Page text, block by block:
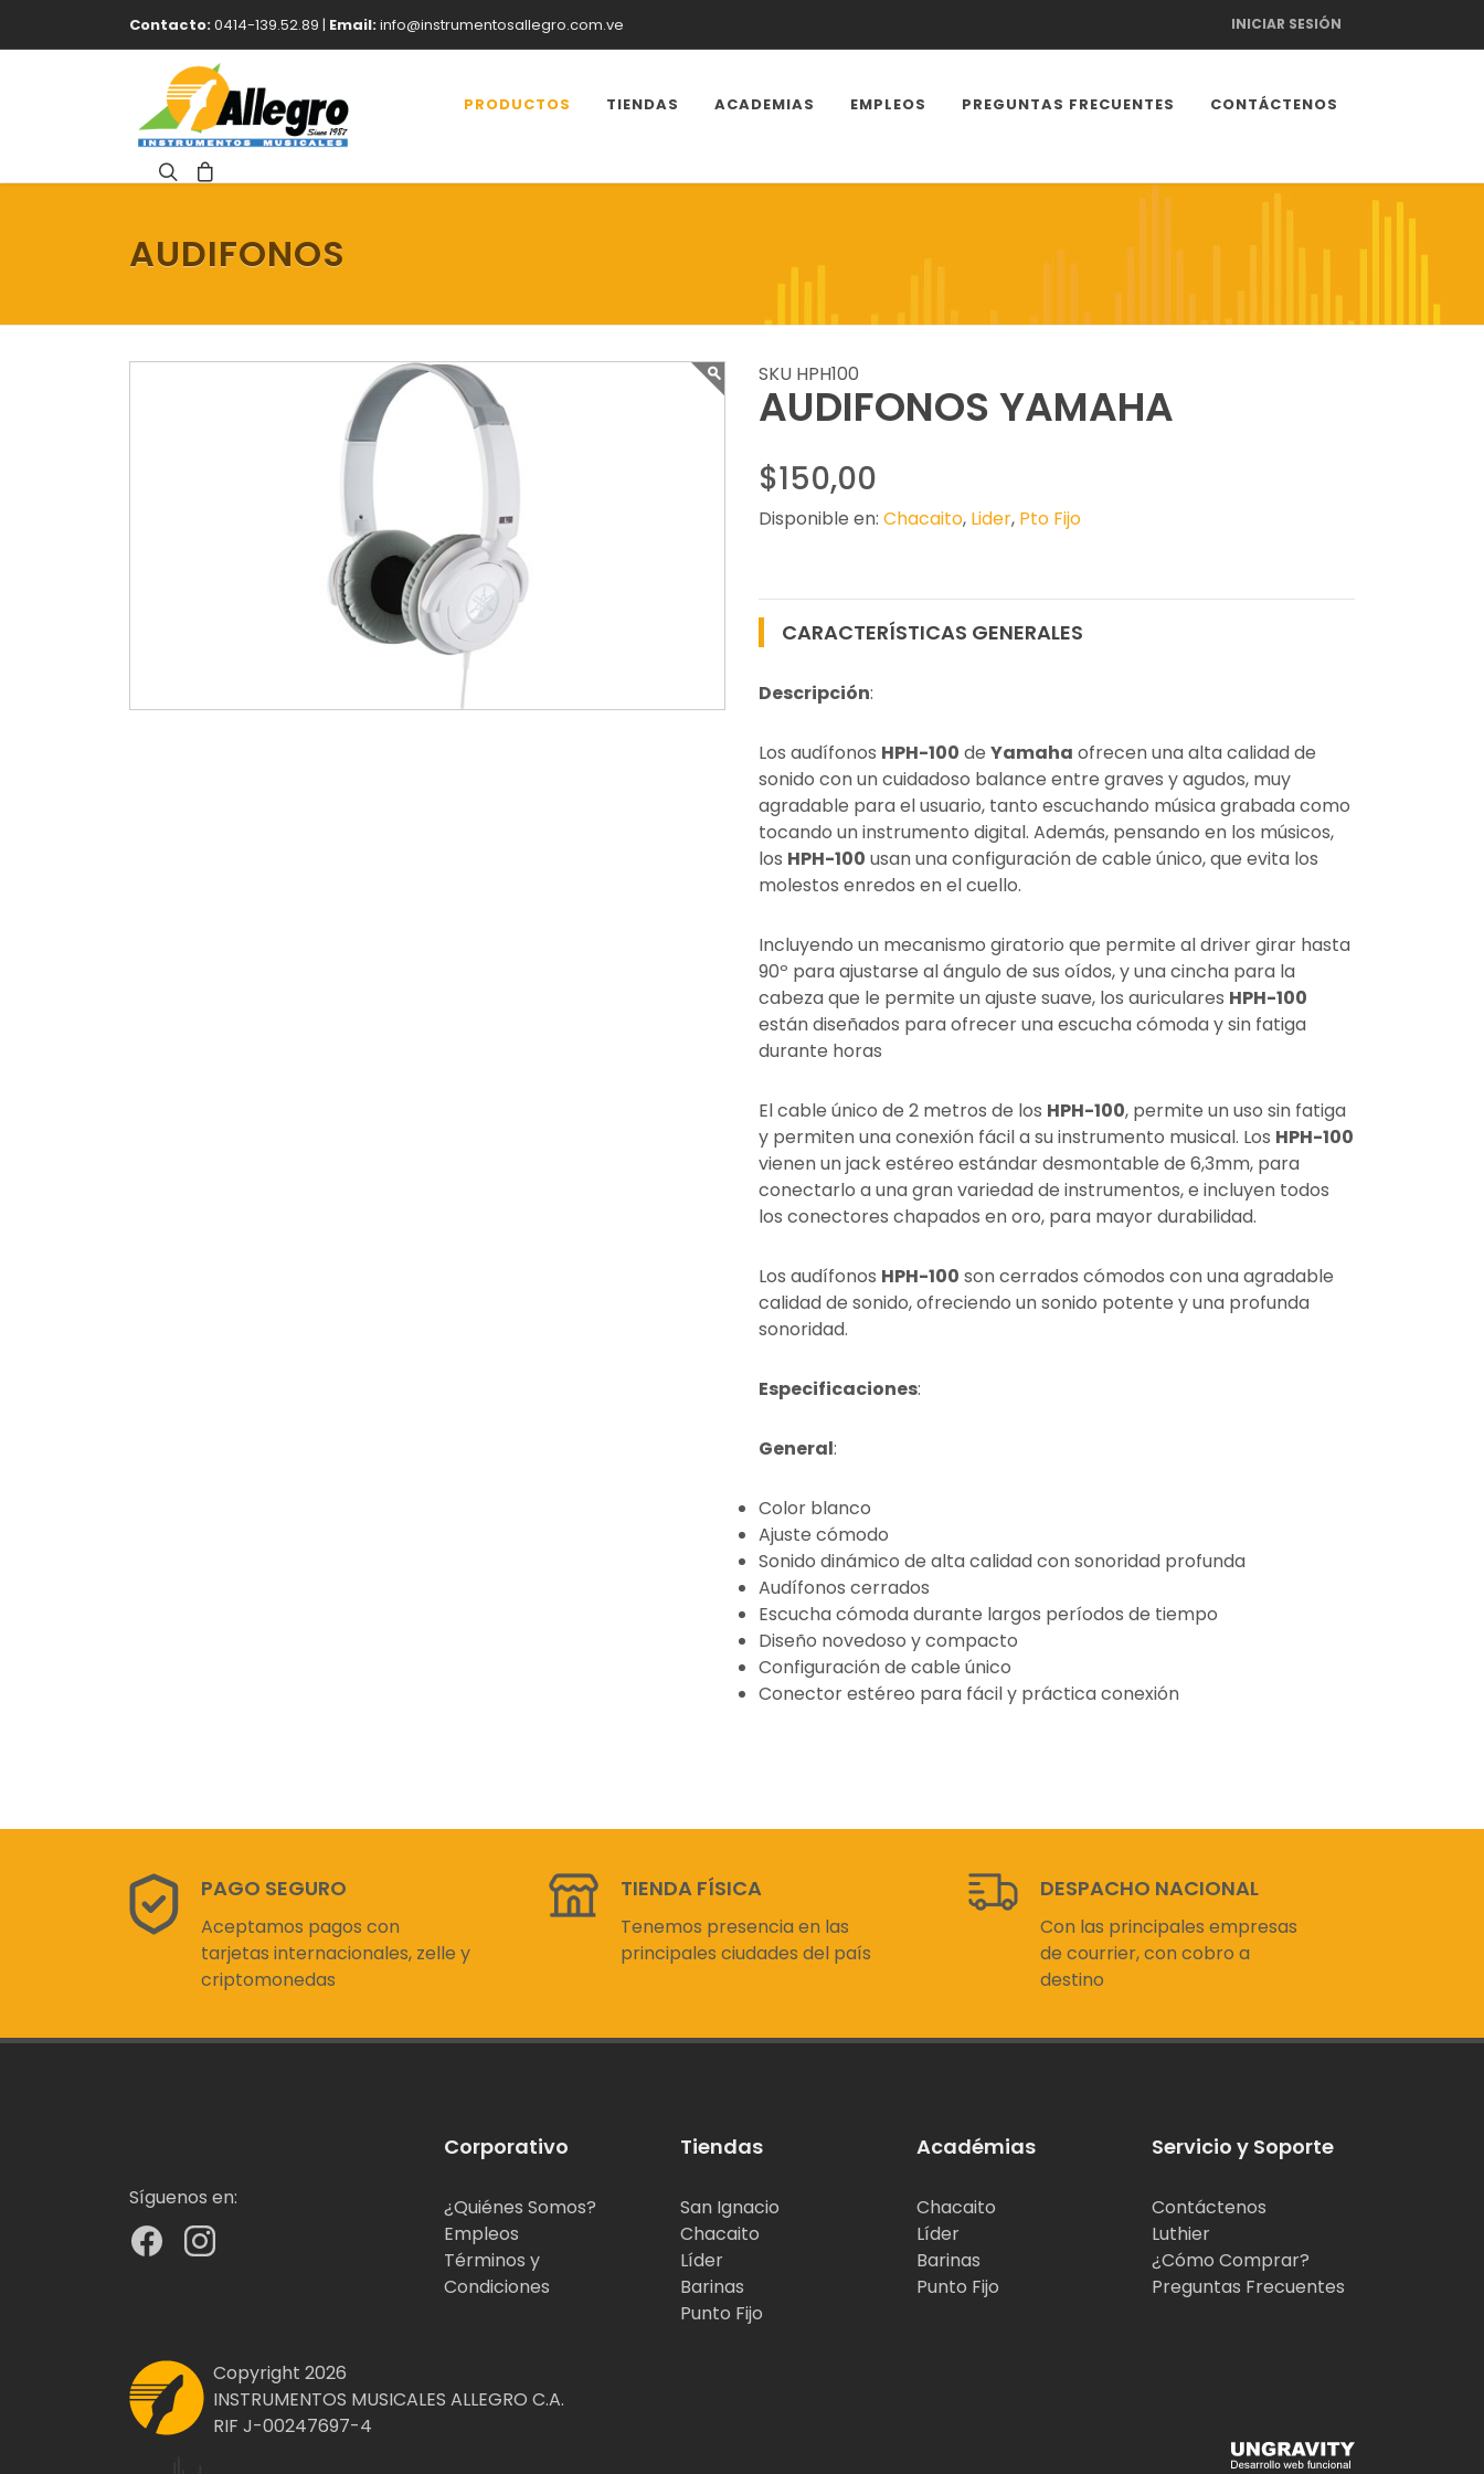
Contacto:0414-139.52.89 | Email:info@instrumentosallegro.com.ve INICIAR SESIÓN
PRODUCTOS TIENDAS ACADEMIAS EMPLEOS PREGUNTAS FRECUENTES CONTÁCTENOS
AUDIFONOS
SKU HPH100
AUDIFONOS YAMAHA
$150,00
Disponible en: Chacaito, Lider, Pto Fijo
CARACTERÍSTICAS GENERALES
Descripción:
Los audífonos HPH-100 de Yamaha ofrecen una alta calidad de
sonido con un cuidadoso balance entre graves y agudos, muy
agradable para el usuario, tanto escuchando música grabada como
tocando un instrumento digital. Además, pensando en los músicos,
los HPH-100 usan una configuración de cable único, que evita los
molestos enredos en el cuello.
Incluyendo un mecanismo giratorio que permite al driver girar hasta
90º para ajustarse al ángulo de sus oídos, y una cincha para la
cabeza que le permite un ajuste suave, los auriculares HPH-100
están diseñados para ofrecer una escucha cómoda y sin fatiga
durante horas
El cable único de 2 metros de los HPH-100, permite un uso sin fatiga
y permiten una conexión fácil a su instrumento musical. Los HPH-100
vienen un jack estéreo estándar desmontable de 6,3mm, para
conectarlo a una gran variedad de instrumentos, e incluyen todos
los conectores chapados en oro, para mayor durabilidad.
Los audífonos HPH-100 son cerrados cómodos con una agradable
calidad de sonido, ofreciendo un sonido potente y una profunda
sonoridad.
Especificaciones:
General:
Color blanco
Ajuste cómodo
Sonido dinámico de alta calidad con sonoridad profunda
Audífonos cerrados
Escucha cómoda durante largos períodos de tiempo
Diseño novedoso y compacto
Configuración de cable único
Conector estéreo para fácil y práctica conexión
PAGO SEGURO
Aceptamos pagos con
tarjetas internacionales, zelle y
criptomonedas
TIENDA FÍSICA
Tenemos presencia en las
principales ciudades del país
DESPACHO NACIONAL
Con las principales empresas
de courrier, con cobro a
destino
Síguenos en:
Corporativo
¿Quiénes Somos?
Empleos
Términos y
Condiciones
Tiendas
San Ignacio
Chacaito
Líder
Barinas
Punto Fijo
Académias
Chacaito
Líder
Barinas
Punto Fijo
Servicio y Soporte
Contáctenos
Luthier
¿Cómo Comprar?
Preguntas Frecuentes
Copyright 2026
INSTRUMENTOS MUSICALES ALLEGRO C.A.
RIF J-00247697-4